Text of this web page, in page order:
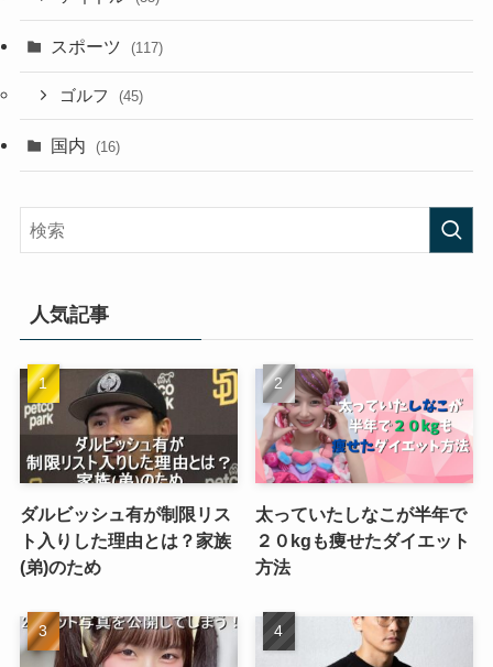
スポーツ (117)
ゴルフ (45)
国内 (16)
人気記事
ダルビッシュ有が制限リス
ト入りした理由とは？家族
(弟)のため
太っていたしなこが半年で
２０kgも痩せたダイエット
方法